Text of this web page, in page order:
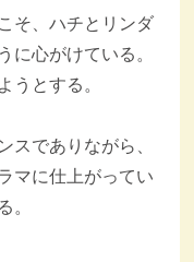
そ、ハチとリンダ
に心がけている。
うとする。
でありながら、
マに仕上がってい
る。